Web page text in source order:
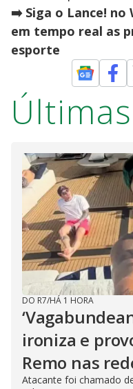
➡️ Siga o Lance! no
em tempo real as
esporte
Últimas
DO R7/HÁ 1 HORA
ironiza e
Remo nas
Atacante foi chamado